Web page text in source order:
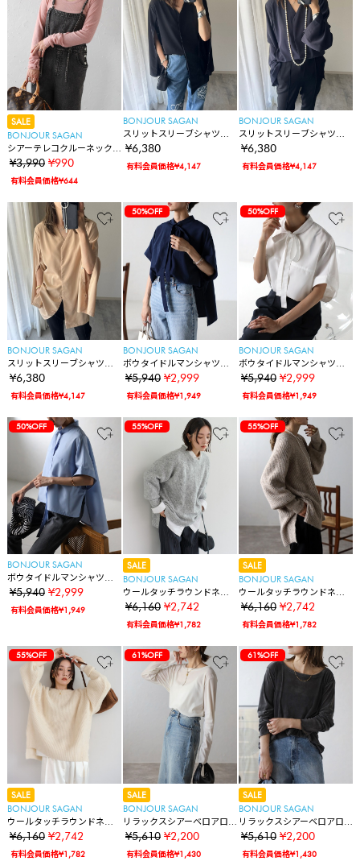
SALE
BONJOUR SAGAN
シアーテレコクルーネック
プルオーバー
¥3,990 ¥990
有料会員価格¥644
BONJOUR SAGAN
スリットスリーブシャツジ
ャケット
¥6,380
有料会員価格¥4,147
BONJOUR SAGAN
スリットスリーブシャツジ
ャケット
¥6,380
有料会員価格¥4,147
BONJOUR SAGAN
スリットスリーブシャツジ
ャケット
¥6,380
有料会員価格¥4,147
50%OFF
BONJOUR SAGAN
ボウタイドルマンシャツブ
ラウス
¥5,940 ¥2,999
有料会員価格¥1,949
50%OFF
BONJOUR SAGAN
ボウタイドルマンシャツブ
ラウス
¥5,940 ¥2,999
有料会員価格¥1,949
50%OFF
BONJOUR SAGAN
ボウタイドルマンシャツブ
ラウス
¥5,940 ¥2,999
有料会員価格¥1,949
55%OFF
SALE
BONJOUR SAGAN
ウールタッチラウンドネッ
クリブニット
¥6,160 ¥2,742
有料会員価格¥1,782
55%OFF
SALE
BONJOUR SAGAN
ウールタッチラウンドネッ
クリブニット
¥6,160 ¥2,742
有料会員価格¥1,782
55%OFF
SALE
BONJOUR SAGAN
ウールタッチラウンドネッ
クリブニット
¥6,160 ¥2,742
有料会員価格¥1,782
61%OFF
SALE
BONJOUR SAGAN
リラックスシアーベロアロ
ンT
¥5,610 ¥2,200
有料会員価格¥1,430
61%OFF
SALE
BONJOUR SAGAN
リラックスシアーベロアロ
ンT
¥5,610 ¥2,200
有料会員価格¥1,430